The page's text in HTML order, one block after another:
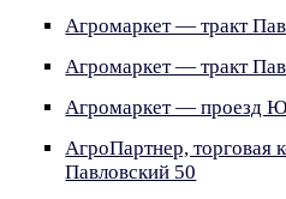
Агромаркет — тракт
Агромаркет — тракт
Агромаркет — проезд
АгроПартнер, торговая
Павловский 50